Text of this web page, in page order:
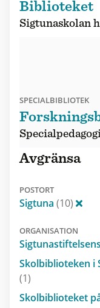
Biblioteket
Sigtunaskolan
SPECIALBIBLIOTEK
Avgränsa
POSTORT
Sigtuna (10)
ORGANISATION
Skolbiblioteken i
(1)
Skolbiblioteket